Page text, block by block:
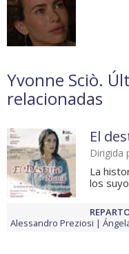
Yvonne Sciò.
relacionadas
El
Dirigida
La
los
Alessandro Preziosi